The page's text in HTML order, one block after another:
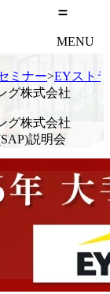
MENU
ミナー>EYスト
グ株式会社
グ株式会社
説明会